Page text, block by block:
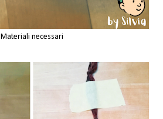
Materiali necessari